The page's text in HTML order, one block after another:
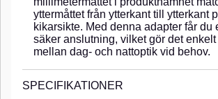
yttermåttet från ytterkant till ytterkant
kikarsikte. Med denna adapter får du
säker anslutning, vilket gör det enkelt
mellan dag- och nattoptik vid behov.
SPECIFIKATIONER